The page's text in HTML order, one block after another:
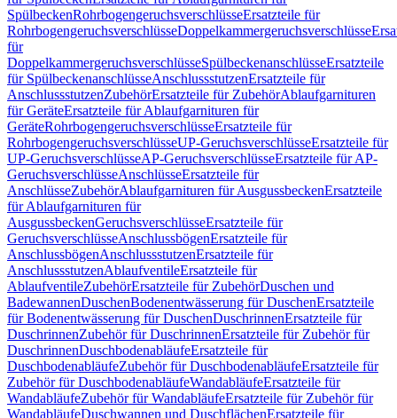
SpülbeckenRohrbogengeruchsverschlüsseErsatzteile für
RohrbogengeruchsverschlüsseDoppelkammergeruchsverschlüsse
für
DoppelkammergeruchsverschlüsseSpülbeckenanschlüsseErsatzteile
für SpülbeckenanschlüsseAnschlussstutzenErsatzteile für
AnschlussstutzenZubehörErsatzteile für ZubehörAblaufgarnituren
für GeräteErsatzteile für Ablaufgarnituren für
GeräteRohrbogengeruchsverschlüsseErsatzteile für
RohrbogengeruchsverschlüsseUP-GeruchsverschlüsseErsatzteile für
UP-GeruchsverschlüsseAP-GeruchsverschlüsseErsatzteile für AP-
GeruchsverschlüsseAnschlüsseErsatzteile für
AnschlüsseZubehörAblaufgarnituren für AusgussbeckenErsatzteile
für Ablaufgarnituren für
AusgussbeckenGeruchsverschlüsseErsatzteile für
GeruchsverschlüsseAnschlussbögenErsatzteile für
AnschlussbögenAnschlussstutzenErsatzteile für
AnschlussstutzenAblaufventileErsatzteile für
AblaufventileZubehörErsatzteile für ZubehörDuschen und
BadewannenDuschenBodenentwässerung für DuschenErsatzteile
für Bodenentwässerung für DuschenDuschrinnenErsatzteile für
DuschrinnenZubehör für DuschrinnenErsatzteile für Zubehör für
DuschrinnenDuschbodenabläufeErsatzteile für
DuschbodenabläufeZubehör für DuschbodenabläufeErsatzteile für
Zubehör für DuschbodenabläufeWandabläufeErsatzteile für
WandabläufeZubehör für WandabläufeErsatzteile für Zubehör für
WandabläufeDuschwannen und DuschflächenErsatzteile für